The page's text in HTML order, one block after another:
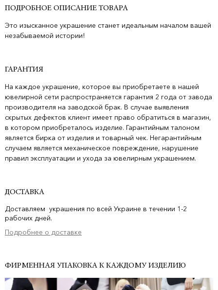
ПОДРОБНОЕ ОПИСАНИЕ ТОВАРА
Это изысканное украшение станет идеальным началом вашей
незабываемой истории!
ГАРАНТИЯ
На каждое украшение, которое вы приобретаете в нашей
ювелирной сети распространяется гарантия 2 года от завода
производителя на заводской брак. В случае выявления
скрытых дефектов клиент имеет право обратиться в магазин,
в котором приобреталось изделие. Гарантийным талоном
является бирка от изделия и товарный чек. Негарантийным
случаем является механическое повреждение, нарушение
правил эксплуатации и ухода за ювелирным украшением.
ДОСТАВКА
Доставляем украшения по всей Украине в течении 1-2
рабочих дней.
Подробнее о доставке
ФИРМЕННАЯ УПАКОВКА К КАЖДОМУ ИЗДЕЛИЮ